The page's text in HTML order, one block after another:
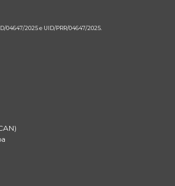
04647/2025 e UID/PRR/04647/2025.